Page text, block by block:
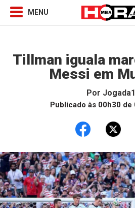
Tillman iguala
Messi em
Por
Publicado às 00h30